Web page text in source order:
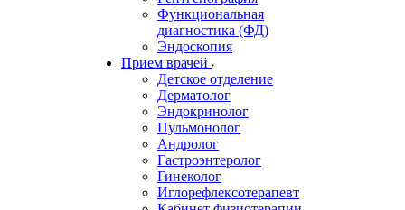
Функциональная
диагностика (ФД)
Эндоскопия
Прием врачей
Детское отделение
Дерматолог
Эндокринолог
Пульмонолог
Андролог
Гастроэнтеролог
Гинеколог
Иглорефлексотерапевт